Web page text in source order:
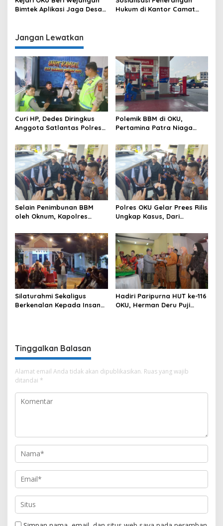
Langkah, ini Penjelasannya
Bimtek Aplikasi Jaga Desa
Pengandonan
Hukum di Kantor Camat
Jangan Lewatkan
Curi HP, Dedes Diringkus
Anggota Satlantas Polres
Polemik BBM di OKU,
Pertamina Patra Niaga
Optimalkan Penyaluran
BBM Subsidi dan Perkuat
Pengawasan di Kabupaten
Ogan Komering Ulu
Selain Penimbunan BBM
oleh Oknum, Kapolres
Kurang, Pertamina Patra
Niaga Bungkam
Polres OKU Gelar Prees Rilis
Ungkap Kasus, Dari
BBM Hingga Kasus Korupsi
Silaturahmi Sekaligus
Berkenalan Kepada Insan
Hadiri Paripurna HUT ke-116
OKU, Herman Deru Puji
Tinggalkan Balasan
Alamat email Anda tidak akan dipublikasikan. Ruas yang wajib
ditandai *